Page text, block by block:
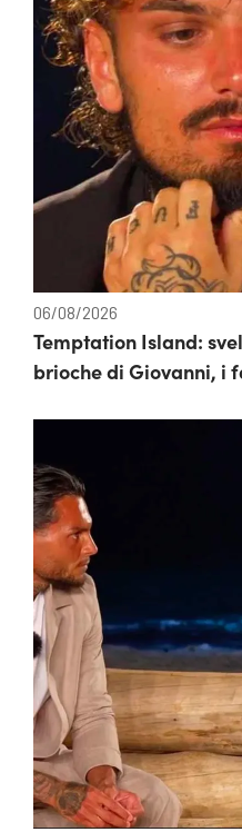
06/08/2026
Temptation Island:
brioche di Giovanni, i